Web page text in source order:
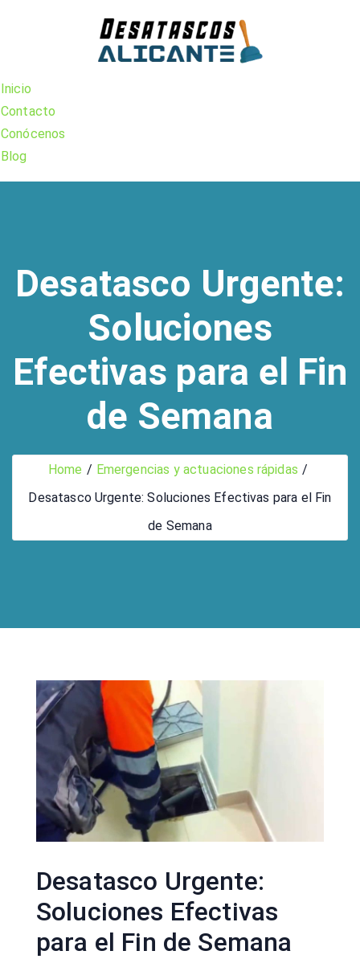
Inicio
Contacto
Conócenos
Blog
Desatasco Urgente:
Soluciones
Efectivas para el Fin
de Semana
Home
Emergencias y actuaciones rápidas
Desatasco Urgente: Soluciones Efectivas para el Fin
de Semana
Desatasco Urgente:
Soluciones Efectivas
para el Fin de Semana